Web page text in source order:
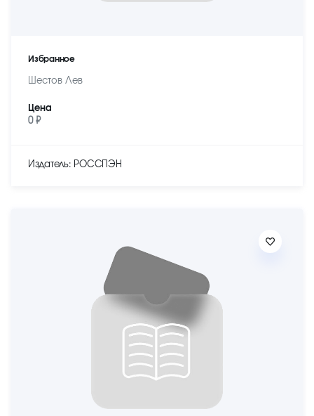
Избранное
Шестов Лев
Цена
0 ₽
Издатель: РОССПЭН